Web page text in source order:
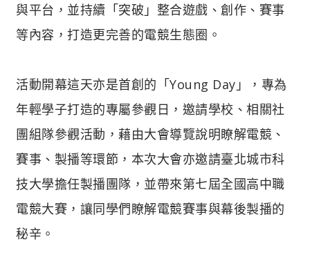
與平台，並持續「突破」整合遊戲、創作、賽事
等內容，打造更完善的電競生態圈。
活動開幕這天亦是首創的「Young Day」，專為
年輕學子打造的專屬參觀日，邀請學校、相關社
團組隊參觀活動，藉由大會導覽說明瞭解電競、
賽事、製播等環節，本次大會亦邀請臺北城市科
技大學擔任製播團隊，並帶來第七屆全國高中職
電競大賽，讓同學們瞭解電競賽事與幕後製播的
秘辛。